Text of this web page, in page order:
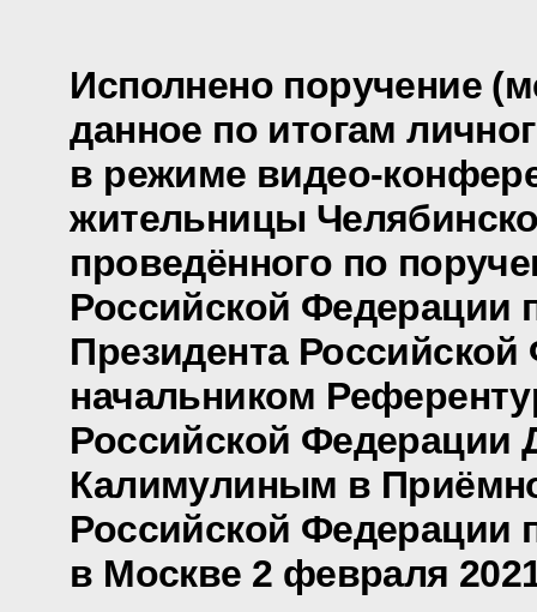
Исполнено поручение
данное по итогам
в режиме видео-
жительницы
проведённого по
Российской Федерации
Президента
начальником
Российской Федерации
Калимулиным в
Российской Федерации
в Москве 2 февраля